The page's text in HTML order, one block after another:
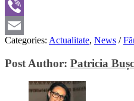
WhatsApp
Viber
Email
Categories: Actualitate, News /
Post Author: Patricia